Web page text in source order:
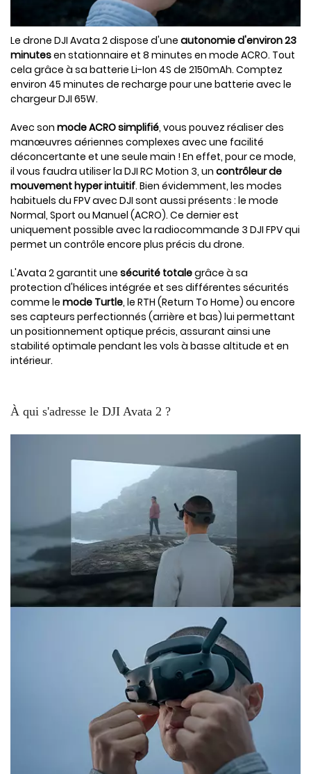
Le drone DJI Avata 2 dispose d'une autonomie d'environ 23
minutesen stationnaire et 8 minutes en mode ACRO. Tout
cela grâce à sa batterie Li-Ion 4S de 2150mAh. Comptez
environ 45 minutes de recharge pour une batterie avec le
chargeur DJI 65W.
Avec son mode ACRO simplifié, vous pouvez réaliser des
manœuvres aériennes complexes avec une facilité
déconcertante et une seule main ! En effet, pour ce mode,
il vous faudra utiliser la DJI RC Motion 3, un contrôleur de
mouvement hyper intuitif. Bien évidemment, les modes
habituels du FPV avec DJI sont aussi présents : le mode
Normal, Sport ou Manuel (ACRO). Ce dernier est
uniquement possible avec la radiocommande 3 DJI FPV qui
permet un contrôle encore plus précis du drone.
L'Avata 2 garantit une sécurité totalegrâce à sa
protection d'hélices intégrée et ses différentes sécurités
comme le mode Turtle, le RTH (Return To Home) ou encore
ses capteurs perfectionnés (arrière et bas) lui permettant
un positionnement optique précis, assurant ainsi une
stabilité optimale pendant les vols à basse altitude et en
intérieur.
À qui s'adresse le DJI Avata 2 ?